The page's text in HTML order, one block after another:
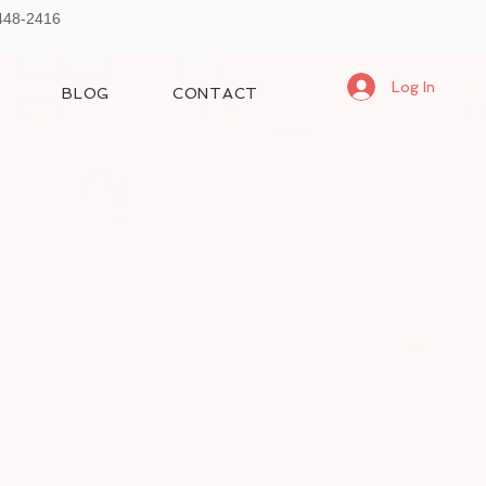
2416
BLOG CONTACT Log In